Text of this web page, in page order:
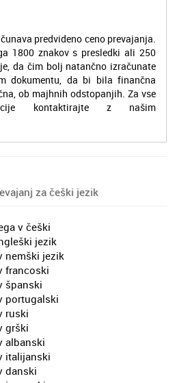
predvideno ceno prevajanja.
1800 znakov s presledki ali 250
da čim bolj natančno izračunate
dokumentu, da bi bila finančna
ob majhnih odstopanjih. Za vse
kontaktirajte z našim
za češki jezik
v češki
jezik
nemški jezik
francoski
španski
portugalski
ruski
grški
albanski
italijanski
danski